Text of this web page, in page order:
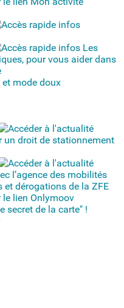
Les
pour vous aider dans
mode doux
un droit de stationnement
l’agence des mobilités
et dérogations de la ZFE
Onlymoov
secret de la carte" !